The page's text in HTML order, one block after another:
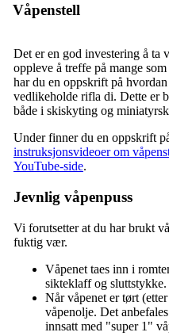
Våpenstell
Det er en god investering å ta
oppleve å treffe på mange
har du en oppskrift på
vedlikeholde rifla di. Dette er
både i skiskyting og
Under finner du en oppskrift
instruksjonsvideoer om
YouTube-side.
Jevnlig våpenpuss
Vi forutsetter at du har brukt
fuktig vær.
Våpenet taes inn i
sikteklaff og sluttstykke.
Når våpenet er tørt
våpenolje. Det
innsatt med "super 1"